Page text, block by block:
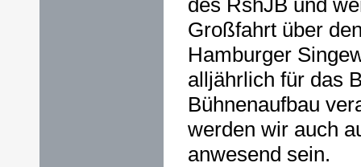
des RshJB und
Großfahrt über
Hamburger
alljährlich für das
Bühnenaufbau
werden wir auch
anwesend sein.